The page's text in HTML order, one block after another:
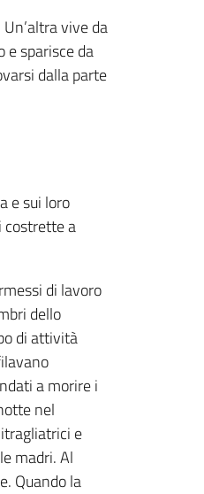
vive da
e sparisce da
dalla parte
e sui loro
costrette a
di lavoro
dello
di attività
a morire i
nel
e
madri. Al
Quando la